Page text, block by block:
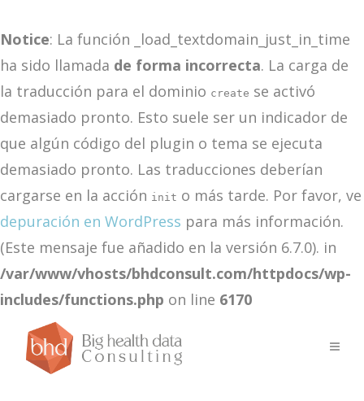
Notice: La función _load_textdomain_just_in_time
ha sido llamada de forma incorrecta. La carga de
la traducción para el dominio create se activó
demasiado pronto. Esto suele ser un indicador de
que algún código del plugin o tema se ejecuta
demasiado pronto. Las traducciones deberían
cargarse en la acción init o más tarde. Por favor, ve
depuración en WordPress para más información.
(Este mensaje fue añadido en la versión 6.7.0). in
/var/www/vhosts/bhdconsult.com/httpdocs/wp-
includes/functions.php on line 6170